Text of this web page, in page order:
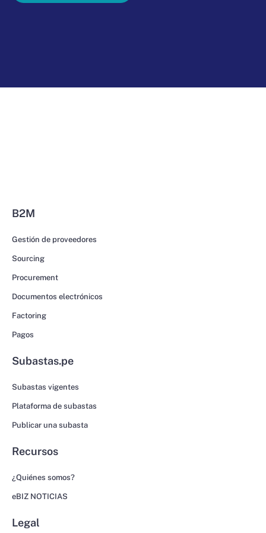
B2M
Gestión de proveedores
Sourcing
Procurement
Documentos electrónicos
Factoring
Pagos
Subastas.pe
Subastas vigentes
Plataforma de subastas
Publicar una subasta
Recursos
¿Quiénes somos?
eBIZ NOTICIAS
Legal